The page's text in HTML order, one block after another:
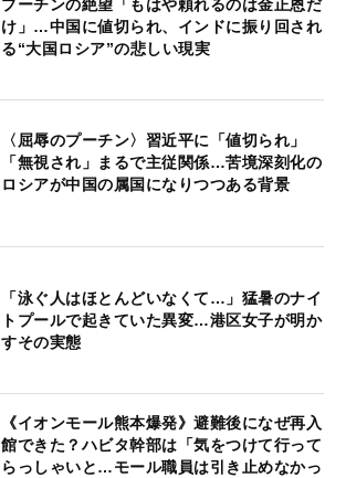
プーチンの絶望「もはや頼れるのは金正恩だ
け」…中国に値切られ、インドに振り回され
る“大国ロシア”の悲しい現実
〈屈辱のプーチン〉習近平に「値切られ」
「無視され」まるで主従関係…苦境深刻化の
ロシアが中国の属国になりつつある背景
「泳ぐ人はほとんどいなくて…」猛暑のナイ
トプールで起きていた異変…港区女子が明か
すその実態
《イオンモール熊本爆発》避難後になぜ再入
館できた？ハビタ幹部は「気をつけて行って
らっしゃいと…モール職員は引き止めなかっ